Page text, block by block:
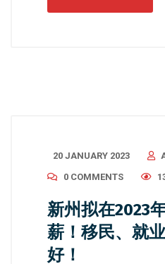
20 JANUARY 2023
0 COMMENTS
新州拟在2023
薪！移民、就
好！